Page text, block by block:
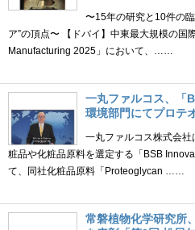
〜15年の研究と10件の
ア”の頂点〜 【ドバイ】中東最大規模の国
Manufacturing 2025」において、……
一丸ファルコス、「
環境部門にてプロテ
一丸ファルコス株式会
粧品や化粧品原料を選定する「BSB
て、同社化粧品原料「Proteoglycan ……
常磐植物化学研究所